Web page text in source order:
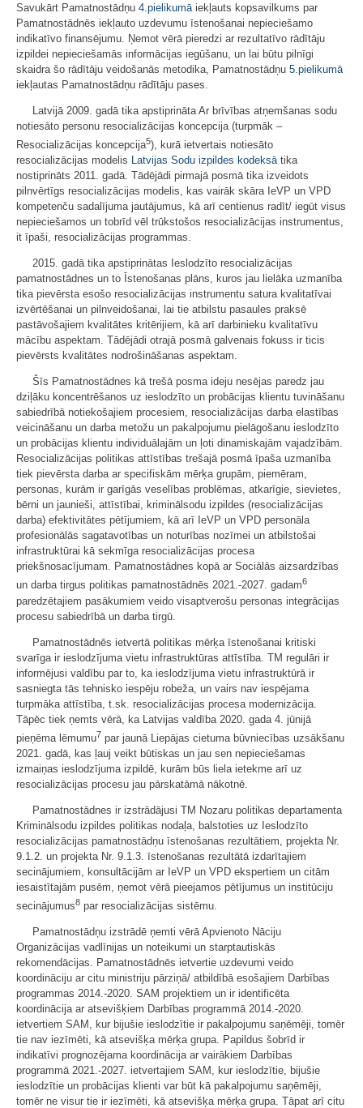
Savukārt Pamatnostādņu 4.pielikumā iekļauts kopsavilkums par
Pamatnostādnēs iekļauto uzdevumu īstenošanai nepieciešamo
indikatīvo finansējumu. Ņemot vērā pieredzi ar rezultatīvo rādītāju
izpildei nepieciešamās informācijas iegūšanu, un lai būtu pilnīgi
skaidra šo rādītāju veidošanās metodika, Pamatnostādņu 5.pielikumā
iekļautas Pamatnostādņu rādītāju pases.
Latvijā 2009. gadā tika apstiprināta Ar brīvības atņemšanas sodu
notiesāto personu resocializācijas koncepcija (turpmāk –
Resocializācijas koncepcija5), kurā ietvertais notiesāto
resocializācijas modelis Latvijas Sodu izpildes kodeksātika
nostiprināts 2011. gadā. Tādējādi pirmajā posmā tika izveidots
pilnvērtīgs resocializācijas modelis, kas vairāk skāra IeVP un VPD
kompetenču sadalījuma jautājumus, kā arī centienus radīt/ iegūt visus
nepieciešamos un tobrīd vēl trūkstošos resocializācijas instrumentus,
it īpaši, resocializācijas programmas.
2015. gadā tika apstiprinātas Ieslodzīto resocializācijas
pamatnostādnes un to Īstenošanas plāns, kuros jau lielāka uzmanība
tika pievērsta esošo resocializācijas instrumentu satura kvalitatīvai
izvērtēšanai un pilnveidošanai, lai tie atbilstu pasaules praksē
pastāvošajiem kvalitātes kritērijiem, kā arī darbinieku kvalitatīvu
mācību aspektam. Tādējādi otrajā posmā galvenais fokuss ir ticis
pievērsts kvalitātes nodrošināšanas aspektam.
Šīs Pamatnostādnes kā trešā posma ideju nesējas paredz jau
dziļāku koncentrēšanos uz ieslodzīto un probācijas klientu tuvināšanu
sabiedrībā notiekošajiem procesiem, resocializācijas darba elastības
veicināšanu un darba metožu un pakalpojumu pielāgošanu ieslodzīto
un probācijas klientu individuālajām un ļoti dinamiskajām vajadzībām.
Resocializācijas politikas attīstības trešajā posmā īpaša uzmanība
tiek pievērsta darba ar specifiskām mērķa grupām, piemēram,
personas, kurām ir garīgās veselības problēmas, atkarīgie, sievietes,
bērni un jaunieši, attīstībai, kriminālsodu izpildes (resocializācijas
darba) efektivitātes pētījumiem, kā arī IeVP un VPD personāla
profesionālās sagatavotības un noturības nozīmei un atbilstošai
infrastruktūrai kā sekmīga resocializācijas procesa
priekšnosacījumam. Pamatnostādnes kopā ar Sociālās aizsardzības
un darba tirgus politikas pamatnostādnēs 2021.-2027. gadam6
paredzētajiem pasākumiem veido visaptverošu personas integrācijas
procesu sabiedrībā un darba tirgū.
Pamatnostādnēs ietvertā politikas mērķa īstenošanai kritiski
svarīga ir ieslodzījuma vietu infrastruktūras attīstība. TM regulāri ir
informējusi valdību par to, ka ieslodzījuma vietu infrastruktūrā ir
sasniegta tās tehnisko iespēju robeža, un vairs nav iespējama
turpmāka attīstība, t.sk. resocializācijas procesa modernizācija.
Tāpēc tiek ņemts vērā, ka Latvijas valdība 2020. gada 4. jūnijā
pieņēma lēmumu7 par jaunā Liepājas cietuma būvniecības uzsākšanu
2021. gadā, kas ļauj veikt būtiskas un jau sen nepieciešamas
izmaiņas ieslodzījuma izpildē, kurām būs liela ietekme arī uz
resocializācijas procesu jau pārskatāmā nākotnē.
Pamatnostādnes ir izstrādājusi TM Nozaru politikas departamenta
Kriminālsodu izpildes politikas nodaļa, balstoties uz Ieslodzīto
resocializācijas pamatnostādņu īstenošanas rezultātiem, projekta Nr.
9.1.2. un projekta Nr. 9.1.3. īstenošanas rezultātā izdarītajiem
secinājumiem, konsultācijām ar IeVP un VPD ekspertiem un citām
iesaistītajām pusēm, ņemot vērā pieejamos pētījumus un institūciju
secinājumus8 par resocializācijas sistēmu.
Pamatnostādņu izstrādē ņemti vērā Apvienoto Nāciju
Organizācijas vadlīnijas un noteikumi un starptautiskās
rekomendācijas. Pamatnostādnēs ietvertie uzdevumi veido
koordināciju ar citu ministriju pārziņā/ atbildībā esošajiem Darbības
programmas 2014.-2020. SAM projektiem un ir identificēta
koordinācija ar atsevišķiem Darbības programmā 2014.-2020.
ietvertiem SAM, kur bijušie ieslodzītie ir pakalpojumu saņēmēji, tomēr
tie nav iezīmēti, kā atsevišķa mērķa grupa. Papildus šobrīd ir
indikatīvi prognozējama koordinācija ar vairākiem Darbības
programmā 2021.-2027. ietvertajiem SAM, kur ieslodzītie, bijušie
ieslodzītie un probācijas klienti var būt kā pakalpojumu saņēmēji,
tomēr ne visur tie ir iezīmēti, kā atsevišķa mērķa grupa. Tāpat arī citu